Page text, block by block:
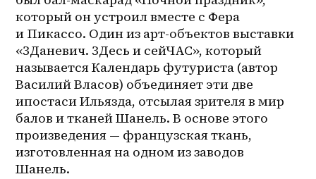
который он устроил вместе с Фера
и Пикассо. Один из арт-объектов выставки
«ЗДаневич. ЗДесь и сейЧАС», который
называется Календарь футуриста (автор
Василий Власов) объединяет эти две
ипостаси Ильязда, отсылая зрителя в мир
балов и тканей Шанель. В основе этого
произведения — французская ткань,
изготовленная на одном из заводов
Шанель.